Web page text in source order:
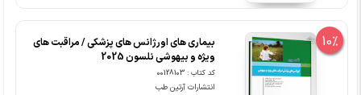
10%
بیماری های اورژانس های پزشکی / مراقبت های
ویژه و بیهوشی نلسون 2025
کد کتاب : 00128103
انتشارات آرتین طب